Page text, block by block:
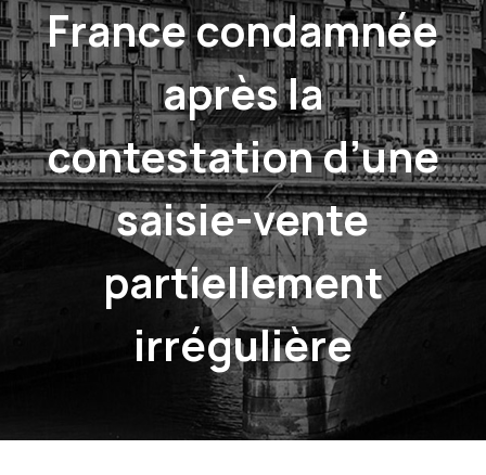
France condamnée
après la
contestation d’une
saisie-vente
partiellement
irrégulière